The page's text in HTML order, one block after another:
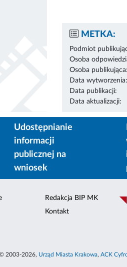
METKA:
Podmiot
Osoba
Osoba publikująca:
Data wytworzenia:
Data publikacji:
Data aktualizacji:
Udostępnianie
informacji
publicznej na
wniosek
Redakcja BIP MK
Kontakt
2003-2026, Urząd Miasta Krakowa, ACK